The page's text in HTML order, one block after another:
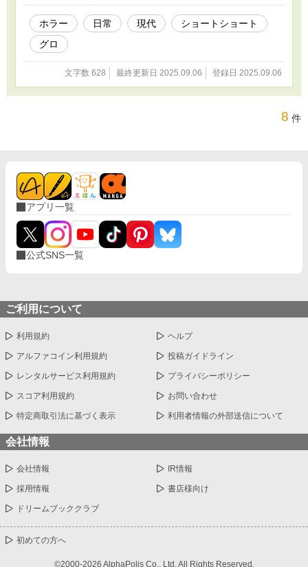
ホラー 日常 現代
ショートショート
グロ
文字数 628 最終更新日 2025.09.06 登録日 2025.09.06
8 件
アプリ一覧
公式SNS一覧
ご利用について
利用規約 ヘルプ
アルファコイン利用規約 投稿ガイドライン
レンタルサービス利用規約 プライバシーポリシー
スコア利用規約 お問い合わせ
特定商取引法に基づく表示 利用者情報の外部送信について
会社情報
会社情報 IR情報
採用情報 書店様向け
ドリームブッククラブ
初めての方へ
©2000-2026 AlphaPolis Co., Ltd. All Rights Reserved.